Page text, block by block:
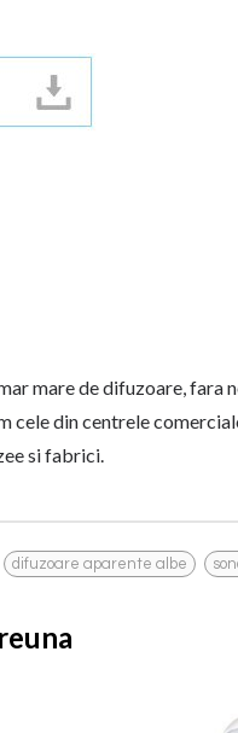
mare de difuzoare, fara
cele din centrele
si fabrici.
difuzoare aparente albe ,